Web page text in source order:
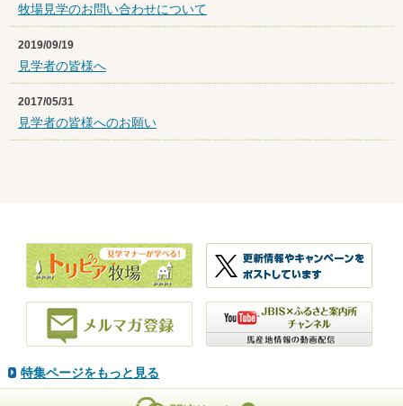
牧場見学のお問い合わせについて
2019/09/19
見学者の皆様へ
2017/05/31
見学者の皆様へのお願い
特集ページをもっと見る